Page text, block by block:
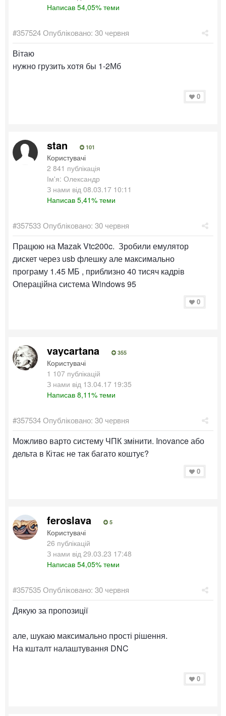
Написав 54,05% теми
#357524Опубліковано: 30 червня
Вітаю
нужно грузить хотя бы 1-2Мб
0
stan 101
Користувачі
2 841 публікація
Ім'я: Олександр
З нами від 08.03.17 10:11
Написав 5,41% теми
#357533Опубліковано: 30 червня
Працюю на Mazak Vtc200c. Зробили емулятор
дискет через usb флешку але максимально
програму 1.45 МБ , приблизно 40 тисяч кадрів
Операційна система Windows 95
0
vaycartana 355
Користувачі
1 107 публікацій
З нами від 13.04.17 19:35
Написав 8,11% теми
#357534Опубліковано: 30 червня
Можливо варто систему ЧПК змінити. Inovance або
дельта в Кітає не так багато коштує?
0
feroslava 5
Користувачі
26 публікацій
З нами від 29.03.23 17:48
Написав 54,05% теми
#357535Опубліковано: 30 червня
Дякую за пропозиції
але, шукаю максимально прості рішення.
На кшталт налаштування DNC
0